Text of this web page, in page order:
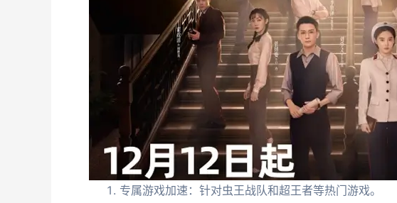
专属游戏加速：针对虫王战队和超王者等热门游戏。